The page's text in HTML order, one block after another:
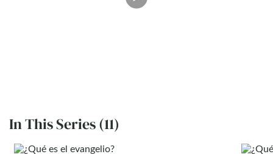
In This Series (11)